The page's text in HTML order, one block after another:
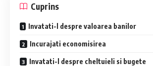
Cuprins
Invatati-l despre valoarea banilor
Incurajati economisirea
Invatati-l despre cheltuieli si bugete